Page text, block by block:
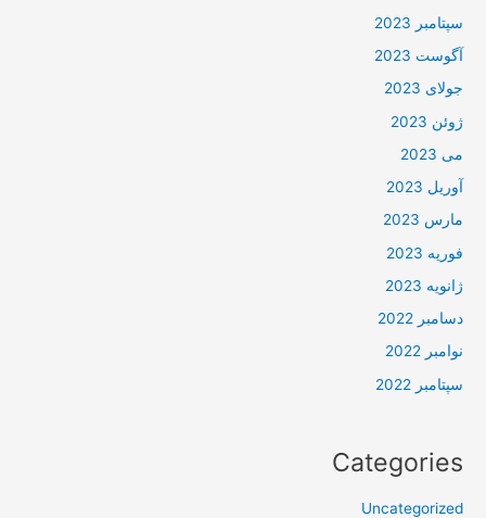
سپتامبر 2023
آگوست 2023
جولای 2023
ژوئن 2023
می 2023
آوریل 2023
مارس 2023
فوریه 2023
ژانویه 2023
دسامبر 2022
نوامبر 2022
سپتامبر 2022
Categories
Uncategorized